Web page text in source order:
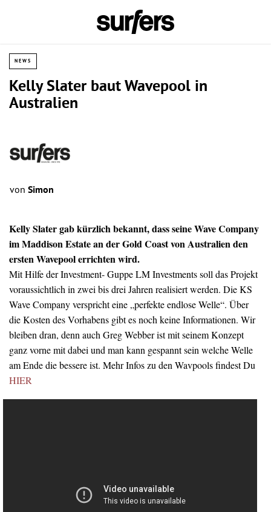
NEWS
Kelly Slater baut Wavepool in
Australien
von Simon
Kelly Slater gab kürzlich bekannt, dass seine Wave Company
im Maddison Estate an der Gold Coast von Australien den
ersten Wavepool errichten wird.
Mit Hilfe der Investment- Guppe LM Investments soll das Projekt
voraussichtlich in zwei bis drei Jahren realisiert werden. Die KS
Wave Company verspricht eine „perfekte endlose Welle“. Über
die Kosten des Vorhabens gibt es noch keine Informationen. Wir
bleiben dran, denn auch Greg Webber ist mit seinem Konzept
ganz vorne mit dabei und man kann gespannt sein welche Welle
am Ende die bessere ist. Mehr Infos zu den Wavpools findest Du
HIER